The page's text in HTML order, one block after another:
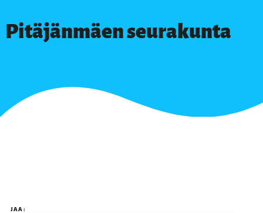
Pitäjänmäen seurakunta
JAA: